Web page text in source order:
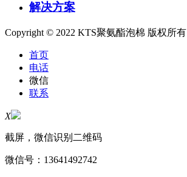
解决方案
Copyright © 2022 KTS聚氨酯泡棉 版权所有
首页
电话
微信
联系
X
截屏，微信识别二维码
微信号： 13641492742